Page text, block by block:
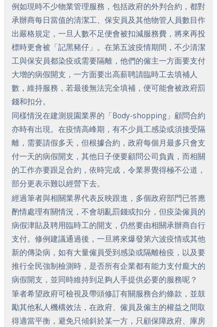
例如現時不少物業管理服務，包括政府的外判合約，都對
承辦商每日當值的清潔工、保安員及其他物管人員數目作
出嚴格規定，一旦人數不足便會被扣減服務費，將來再投
標時更會被「記黑豬仔」。在第五波疫情期間，不少清潔
工與保安員都染疫或需要隔離，他們的僱主一方面要支付
大增的病假開支，一方面要出高薪聘請臨時工去填補人
數，維持服務，若最後無法完全填補，便可能會被政府罰
錢和扣分。
同樣情況在建測規園業界的「Body-shopping」顧問合約
亦時有出現。在疫情高峰期，有不少員工感染或須接受隔
離，需要請假多天，但根據合約，政府每個月最多只會支
付一天的病假開支，其他日子便要顧問公司負責，而相關
的工作亦要跟足合約，依時完成，令業界覺得極不公道，
部分更表示難以經營下去。
經過筆者與相關業界代表反映跟進，多個政府部門已答應
酌情處理有關情況，不會胡亂罰錢或扣分，但疫染僱員的
病假津貼及聘用臨時工的開支，仍然要由相關承辦商自行
支付。修例建議通過後，一旦將來爆發第六波疫情或其他
新的傳染病，如有大量僱員受到感染或隔離檢疫，以及要
推行全民強制檢測時，是否所有企業都有能力支付龐大的
病假開支，並同時維持到足夠人手提供必要的服務呢？
筆者希望政府可檢視及帶頭修訂有關服務合約條款，並鼓
勵其他私人機構效法，在政府、僱員及僱主的權益之間取
得適當平衡，避免只傾斜於某一方，只顧保障政府、庫房